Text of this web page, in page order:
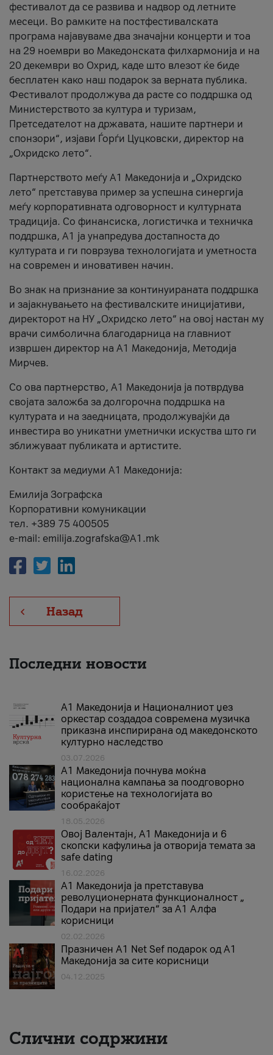
фестивалот да се развива и надвор од летните
месеци. Во рамките на постфестивалската
програма најавуваме два значајни концерти и тоа
на 29 ноември во Македонската филхармонија и на
20 декември во Охрид, каде што влезот ќе биде
бесплатен како наш подарок за верната публика.
Фестивалот продолжува да расте со поддршка од
Министерството за култура и туризам,
Претседателот на државата, нашите партнери и
спонзори“, изјави Ѓорѓи Цуцковски, директор на
„Охридско лето“.
Партнерството меѓу A1 Македонија и „Охридско
лето“ претставува пример за успешна синергија
меѓу корпоративната одговорност и културната
традиција. Со финансиска, логистичка и техничка
поддршка, A1 ја унапредува достапноста до
културата и ги поврзува технологијата и уметноста
на современ и иновативен начин.
Во знак на признание за континуираната поддршка
и зајакнувањето на фестивалските иницијативи,
директорот на НУ „Охридско лето“ на овој настан му
врачи симболична благодарница на главниот
извршен директор на A1 Македонија, Методија
Мирчев.
Со ова партнерство, A1 Македонија ја потврдува
својата заложба за долгорочна поддршка на
културата и на заедницата, продолжувајќи да
инвестира во уникатни уметнички искуства што ги
зближуваат публиката и артистите.
Контакт за медиуми А1 Македонија:
Емилија Зографска
Корпоративни комуникации
тел. +389 75 400505
e-mail: emilija.zografska@A1.mk
Назад
Последни новости
А1 Македонија и Националниот џез
оркестар создадоа современа музичка
приказна инспирирана од македонското
културно наследство
03.07.2026
A1 Македонија почнува моќна
национална кампања за поодговорно
користење на технологијата во
сообраќајот
18.05.2026
Овој Валентајн, A1 Македонија и 6
скопски кафулиња ја отворија темата за
safe dating
16.02.2026
А1 Македонија ја претставува
револуционерната функционалност „
Подари на пријател“ за А1 Алфа
корисници
02.02.2026
Празничен A1 Net Sеf подарок од А1
Македонија за сите корисници
04.12.2025
Слични содржини